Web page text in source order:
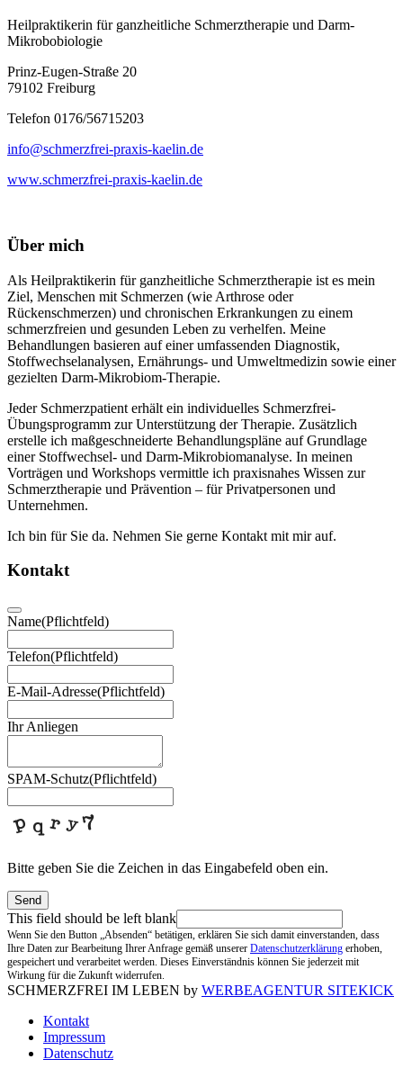
Heilpraktikerin für ganzheitliche Schmerztherapie und Darm-
Mikrobobiologie
Prinz-Eugen-Straße 20
79102 Freiburg
Telefon 0176/56715203
info@schmerzfrei-praxis-kaelin.de
www.schmerzfrei-praxis-kaelin.de
Über mich
Als Heilpraktikerin für ganzheitliche Schmerztherapie ist es mein
Ziel, Menschen mit Schmerzen (wie Arthrose oder
Rückenschmerzen) und chronischen Erkrankungen zu einem
schmerzfreien und gesunden Leben zu verhelfen. Meine
Behandlungen basieren auf einer umfassenden Diagnostik,
Stoffwechselanalysen, Ernährungs- und Umweltmedizin sowie einer
gezielten Darm-Mikrobiom-Therapie.
Jeder Schmerzpatient erhält ein individuelles Schmerzfrei-
Übungsprogramm zur Unterstützung der Therapie. Zusätzlich
erstelle ich maßgeschneiderte Behandlungspläne auf Grundlage
einer Stoffwechsel- und Darm-Mikrobiomanalyse. In meinen
Vorträgen und Workshops vermittle ich praxisnahes Wissen zur
Schmerztherapie und Prävention – für Privatpersonen und
Unternehmen.
Ich bin für Sie da. Nehmen Sie gerne Kontakt mit mir auf.
Kontakt
Name(Pflichtfeld)
Telefon(Pflichtfeld)
E-Mail-Adresse(Pflichtfeld)
Ihr Anliegen
SPAM-Schutz(Pflichtfeld)
Bitte geben Sie die Zeichen in das Eingabefeld oben ein.
Send
This field should be left blank
Wenn Sie den Button „Absenden“ betätigen, erklären Sie sich damit einverstanden, dass
Ihre Daten zur Bearbeitung Ihrer Anfrage gemäß unserer Datenschutzerklärung erhoben,
gespeichert und verarbeitet werden. Dieses Einverständnis können Sie jederzeit mit
Wirkung für die Zukunft widerrufen.
SCHMERZFREI IM LEBEN by WERBEAGENTUR SITEKICK
Kontakt
Impressum
Datenschutz